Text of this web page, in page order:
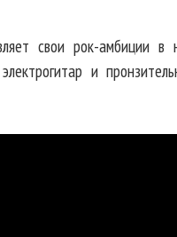
свои рок-амбиции в
и